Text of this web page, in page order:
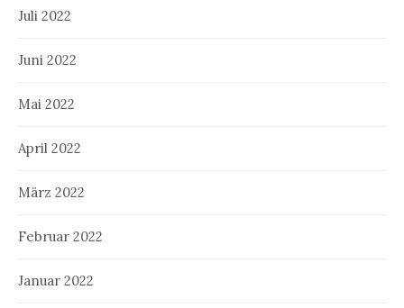
Juli 2022
Juni 2022
Mai 2022
April 2022
März 2022
Februar 2022
Januar 2022